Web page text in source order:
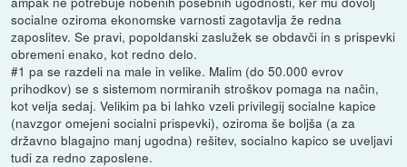
socialne oziroma ekonomske varnosti zagotavlja že redna
zaposlitev. Se pravi, popoldanski zaslužek se obdavči in s prispevki
obremeni enako, kot redno delo.
#1 pa se razdeli na male in velike. Malim (do 50.000 evrov
prihodkov) se s sistemom normiranih stroškov pomaga na način,
kot velja sedaj. Velikim pa bi lahko vzeli privilegij socialne kapice
(navzgor omejeni socialni prispevki), oziroma še boljša (a za
državno blagajno manj ugodna) rešitev, socialno kapico se uveljavi
tudi za redno zaposlene.